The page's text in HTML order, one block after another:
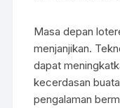
Masa depan
menjanjikan.
dapat
kecerdasan
pengalaman